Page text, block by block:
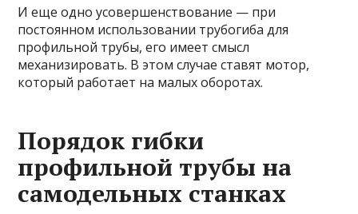
И еще одно усовершенствование — при
постоянном использовании трубогиба для
профильной трубы, его имеет смысл
механизировать. В этом случае ставят мотор,
который работает на малых оборотах.
Порядок гибки
профильной трубы на
самодельных станках